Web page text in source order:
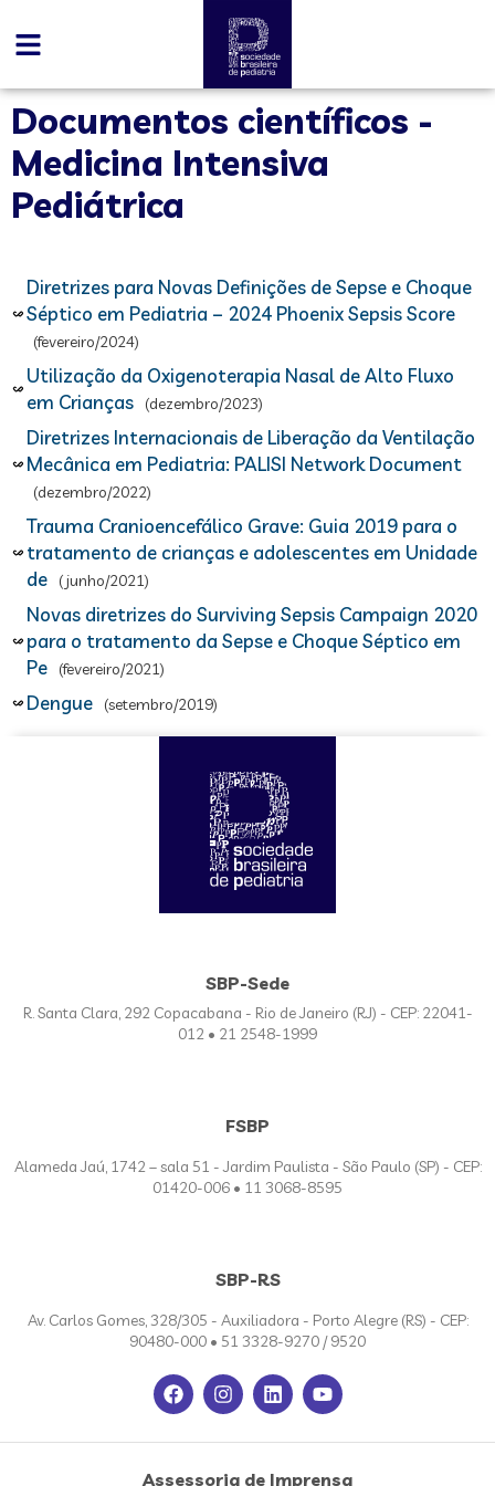
Documentos científicos -
Medicina Intensiva
Pediátrica
Diretrizes para Novas Definições de Sepse e Choque
Séptico em Pediatria – 2024 Phoenix Sepsis Score
(fevereiro/2024)
Utilização da Oxigenoterapia Nasal de Alto Fluxo
em Crianças
(dezembro/2023)
Diretrizes Internacionais de Liberação da Ventilação
Mecânica em Pediatria: PALISI Network Document
(dezembro/2022)
Trauma Cranioencefálico Grave: Guia 2019 para o
tratamento de crianças e adolescentes em Unidade
de
(junho/2021)
Novas diretrizes do Surviving Sepsis Campaign 2020
para o tratamento da Sepse e Choque Séptico em
Pe
(fevereiro/2021)
Dengue (setembro/2019)
SBP-Sede
R. Santa Clara, 292 Copacabana - Rio de Janeiro (RJ) - CEP: 22041-
012 • 21 2548-1999
FSBP
Alameda Jaú, 1742 – sala 51 - Jardim Paulista - São Paulo (SP) - CEP:
01420-006 • 11 3068-8595
SBP-RS
Av. Carlos Gomes, 328/305 - Auxiliadora - Porto Alegre (RS) - CEP:
90480-000 • 51 3328-9270 / 9520
Assessoria de Imprensa